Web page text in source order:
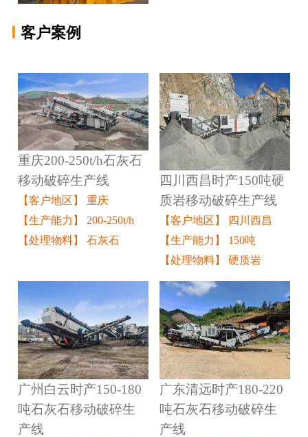
客户案例
重庆200-250t/h石灰石
移动破碎生产线
【客户地区】 重庆
【生产能力】 200-250t/h
【处理物料】 石灰石
四川西昌时产150吨硬
质岩移动破碎生产线
【客户地区】 四川西昌
【生产能力】 150吨
【处理物料】 硬质岩
广州白云时产150-180
吨石灰石移动破碎生
产线
广东清远时产180-220
吨石灰石移动破碎生
产线